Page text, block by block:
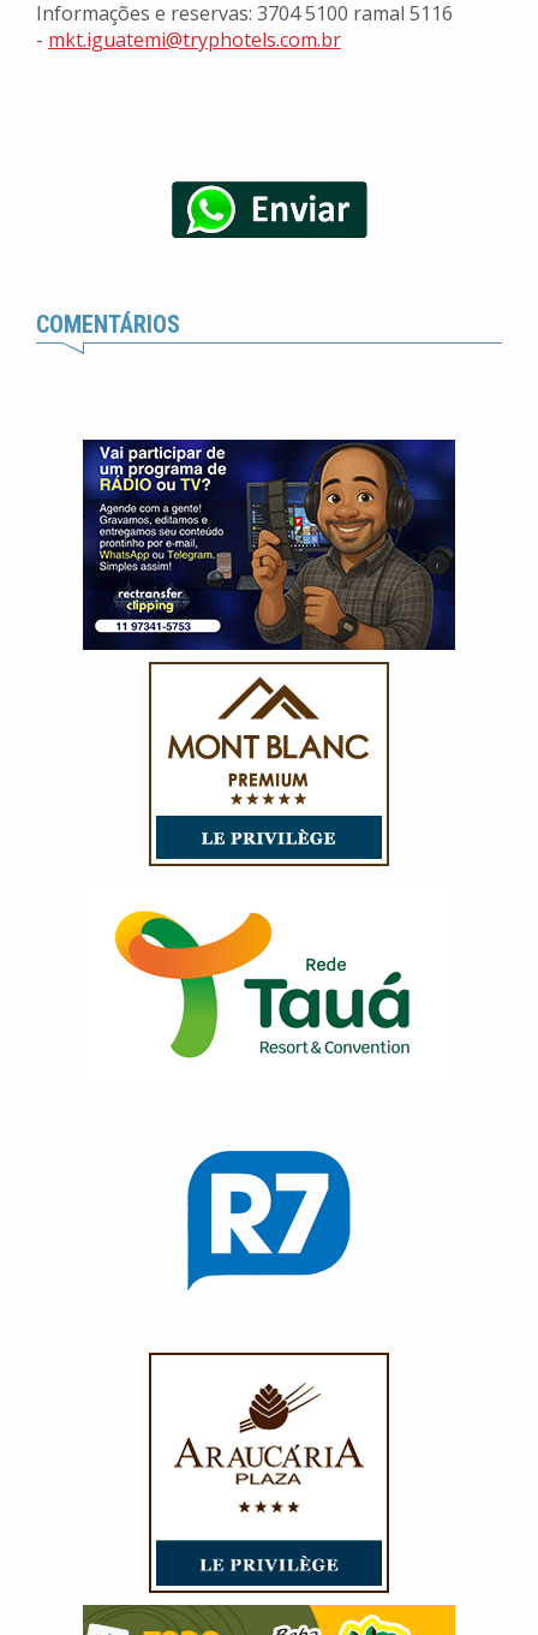
Informações e reservas: 3704 5100 ramal 5116
- mkt.iguatemi@tryphotels.com.br
COMENTÁRIOS